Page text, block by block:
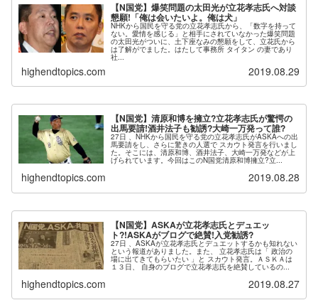
【N国党】爆笑問題の太田光が立花孝志氏へ対談
懇願!「俺は会いたいよ。俺は犬」
NHKから国民を守る党の立花孝志氏から、「数字を持って
ない。愛情を感じる」と相手にされていなかった爆笑問題
の太田光がついに、土下座なみの懇願をして、立花氏から
は了解がでました。はたして事務所 タイタン の妻であり
社...
highendtopics.com 2019.08.29
【N国党】清原和博を擁立?立花孝志氏が驚愕の
出馬要請!酒井法子も勧誘?大崎一万発って誰?
27日 、NHKから国民を守る党の立花孝志氏がASKAへの出
馬要請をし、さらに驚きの人選で スカウト発言を行いまし
た。そこには、清原和博、酒井法子、大崎一万発などが上
げられています。今回はこのN国党清原和博擁立?立...
highendtopics.com 2019.08.28
【N国党】ASKAが立花孝志氏とデュエッ
ト?!ASKAがブログで絶賛!入党勧誘?
27日 、ASKAが立花孝志氏とデュエットするかも知れない
という報道がありました。また、 立花孝志氏は「 政治の
場に出てきてもらいたい 」と スカウト発言。ＡＳＫＡは
１３日、 自身のブログで立花孝志氏を絶賛しているの...
highendtopics.com 2019.08.27